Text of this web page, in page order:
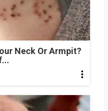
Neck Or Armpit?